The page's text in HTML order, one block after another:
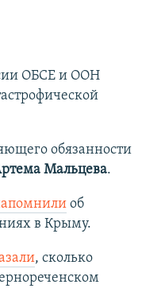
ОБСЕ и ООН
обязанности
Мальцева.
об
в Крыму.
, сколько